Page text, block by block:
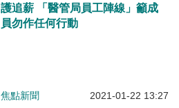
護追薪 「醫管局員工陣線」籲成
員勿作任何行動
焦點新聞 2021-01-22 13:27